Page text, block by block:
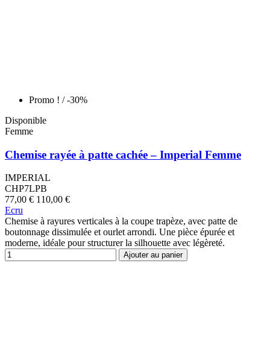
Promo ! / -30%
Disponible
Femme
Chemise rayée à patte cachée – Imperial Femme
IMPERIAL
CHP7LPB
77,00 € 110,00 €
Ecru
Chemise à rayures verticales à la coupe trapèze, avec patte de
boutonnage dissimulée et ourlet arrondi. Une pièce épurée et
moderne, idéale pour structurer la silhouette avec légèreté.
Ajouter au panier